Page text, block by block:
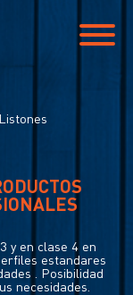
Listones
y en clase 4 en
estandares
. Posibilidad
necesidades.